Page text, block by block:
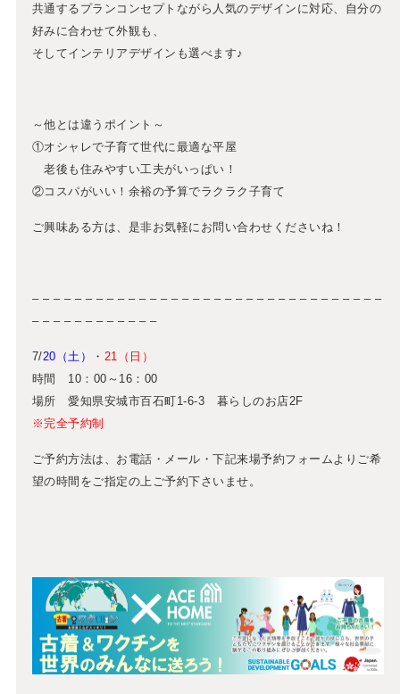
共通するプランコンセプトながら人気のデザインに対応、自分の
好みに合わせて外観も、
そしてインテリアデザインも選べます♪
～他とは違うポイント～
①オシャレで子育て世代に最適な平屋
老後も住みやすい工夫がいっぱい！
②コスパがいい！余裕の予算でラクラク子育て
ご興味ある方は、是非お気軽にお問い合わせくださいね！
– – – – – – – – – – – – – – – – – – – – – – – – – – – – – – – – –
– – – – – – – – – – – –
7/20（土） ・ 21（日）
時間 10：00～16：00
場所 愛知県安城市百石町1-6-3 暮らしのお店2F
※完全予約制
ご予約方法は、お電話・メール・下記来場予約フォームよりご希
望の時間をご指定の上ご予約下さいませ。